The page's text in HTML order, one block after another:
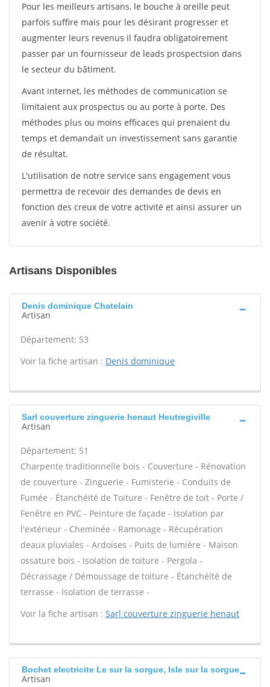
Pour les meilleurs artisans, le bouche à oreille peut
parfois suffire mais pour les désirant progresser et
augmenter leurs revenus il faudra obligatoirement
passer par un fournisseur de leads prospectsion dans
le secteur du bâtiment.
Avant internet, les méthodes de communication se
limitaient aux prospectus ou au porte à porte. Des
méthodes plus ou moins efficaces qui prenaient du
temps et demandait un investissement sans garantie
de résultat.
L'utilisation de notre service sans engagement vous
permettra de recevoir des demandes de devis en
fonction des creux de votre activité et ainsi assurer un
avenir à votre société.
Artisans Disponibles
Denis dominique Chatelain
Artisan
Département: 53
Voir la fiche artisan : Denis dominique
Sarl couverture zinguerie henaut Heutregiville
Artisan
Département: 51
Charpente traditionnelle bois - Couverture - Rénovation
de couverture - Zinguerie - Fumisterie - Conduits de
Fumée - Étanchéité de Toiture - Fenêtre de toit - Porte /
Fenêtre en PVC - Peinture de façade - Isolation par
l'extérieur - Cheminée - Ramonage - Récupération
deaux pluviales - Ardoises - Puits de lumière - Maison
ossature bois - Isolation de toiture - Pergola -
Décrassage / Démoussage de toiture - Étanchéité de
terrasse - Isolation de terrasse -
Voir la fiche artisan : Sarl couverture zinguerie henaut
Bochet electricite Le sur la sorgue, Isle sur la sorgue
Artisan